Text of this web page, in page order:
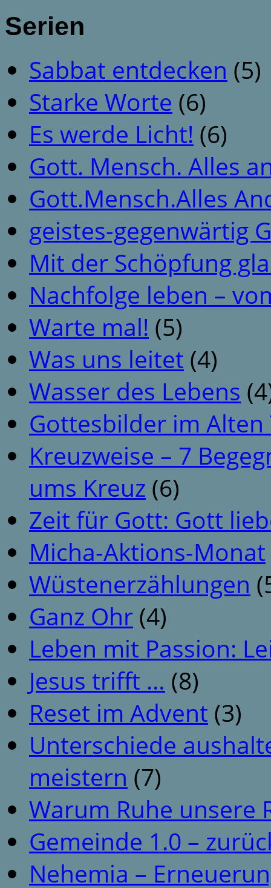
Serien
Sabbat entdecken (5)
Starke Worte (6)
Es werde Licht! (6)
Gott. Mensch. Alles
Gott.Mensch.Alles
geistes-gegenwärtig
Mit der Schöpfung
Nachfolge leben –
Warte mal! (5)
Was uns leitet (4)
Wasser des Lebens
Gottesbilder im
Kreuzweise – 7
ums Kreuz (6)
Zeit für Gott: Gott
Micha-Aktions-Monat
Wüstenerzählungen
Ganz Ohr (4)
Leben mit Passion:
Jesus trifft … (8)
Reset im Advent (3)
Unterschiede
meistern (7)
Warum Ruhe unsere
Gemeinde 1.0 –
Nehemia –